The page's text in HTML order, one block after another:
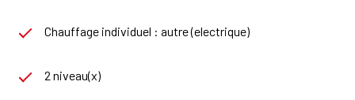
Chauffage individuel : autre (electrique)
2 niveau(x)